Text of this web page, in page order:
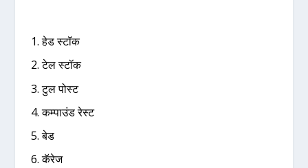
हेड स्टॉक
टेल स्टॉक
टुल पोस्ट
कम्पाउंड रेस्ट
बेड
कॅरेज